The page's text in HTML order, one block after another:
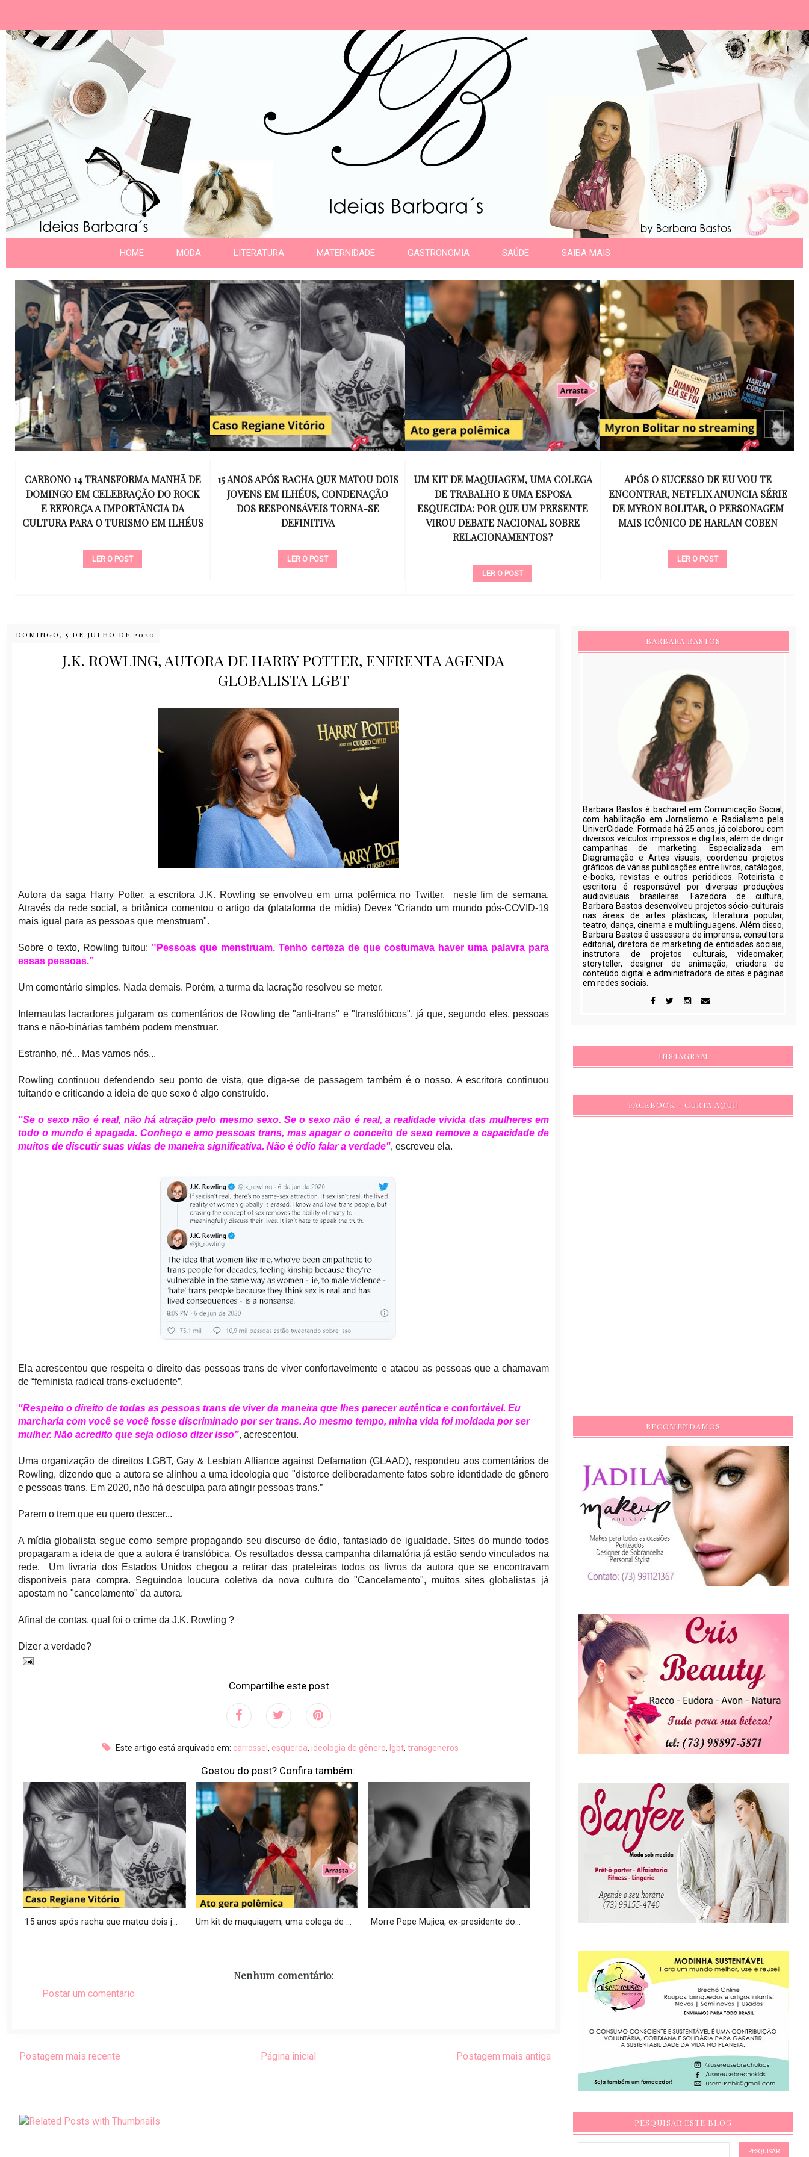
HOME MODA LITERATURA MATERNIDADE GASTRONOMIA SAÚDE SAIBA MAIS
15 ANOS APÓS RACHA QUE MATOU DOIS
JOVENS EM ILHÉUS, CONDENAÇÃO
DOS RESPONSÁVEIS TORNA-SE
DEFINITIVA
LER O POST
UM KIT DE MAQUIAGEM, UMA COLEGA
DE TRABALHO E UMA ESPOSA
ESQUECIDA: POR QUE UM PRESENTE
VIROU DEBATE NACIONAL SOBRE
APÓS O SUCESSO DE EU VOU TE
ENCONTRAR, NETFLIX ANUNCIA SÉRIE
DE MYRON BOLITAR, O PERSONAGEM
MAIS ICÔNICO DE HARLAN COBEN
15 ANOS SEM AMY WINEHOUSE: A VOZ
INESQUECÍVEL QUE REVOLUCIONOU A
MÚSICA E SE TORNOU UM SÍMBOLO
DE UMA GERAÇÃO
LER O POST
DOMINGO, 5 DE JULHO DE 2020
J.K. ROWLING, AUTORA DE HARRY POTTER, ENFRENTA AGENDA
GLOBALISTA LGBT
Autora da saga Harry Potter, a escritora J.K. Rowling se envolveu em uma polêmica no Twitter, neste fim de semana.
Através da rede social, a britânica comentou o artigo da (plataforma de mídia) Devex “Criando um mundo pós-COVID-19
mais igual para as pessoas que menstruam".
Sobre o texto, Rowling tuitou: "Pessoas que menstruam. Tenho certeza de que costumava haver uma palavra para
essas pessoas.”
Um comentário simples. Nada demais. Porém, a turma da lacração resolveu se meter.
Internautas lacradores julgaram os comentários de Rowling de "anti-trans" e "transfóbicos", já que, segundo eles, pessoas
trans e não-binárias também podem menstruar.
Estranho, né... Mas vamos nós...
Rowling continuou defendendo seu ponto de vista, que diga-se de passagem também é o nosso. A escritora continuou
tuitando e criticando a ideia de que sexo é algo construído.
"Se o sexo não é real, não há atração pelo mesmo sexo. Se o sexo não é real, a realidade vivida das mulheres em
todo o mundo é apagada. Conheço e amo pessoas trans, mas apagar o conceito de sexo remove a capacidade de
muitos de discutir suas vidas de maneira significativa. Não é ódio falar a verdade", escreveu ela.
Ela acrescentou que respeita o direito das pessoas trans de viver confortavelmente e atacou as pessoas que a chamavam
de “feminista radical trans-excludente”.
"Respeito o direito de todas as pessoas trans de viver da maneira que lhes parecer autêntica e confortável. Eu
marcharia com você se você fosse discriminado por ser trans. Ao mesmo tempo, minha vida foi moldada por ser
mulher. Não acredito que seja odioso dizer isso”, acrescentou.
Uma organização de direitos LGBT, Gay & Lesbian Alliance against Defamation (GLAAD), respondeu aos comentários de
Rowling, dizendo que a autora se alinhou a uma ideologia que "distorce deliberadamente fatos sobre identidade de gênero
e pessoas trans. Em 2020, não há desculpa para atingir pessoas trans.”
Parem o trem que eu quero descer...
A mídia globalista segue como sempre propagando seu discurso de ódio, fantasiado de igualdade. Sites do mundo todos
propagaram a ideia de que a autora é transfóbica. Os resultados dessa campanha difamatória já estão sendo vinculados na
rede. Um livraria dos Estados Unidos chegou a retirar das prateleiras todos os livros da autora que se encontravam
disponíveis para compra. Seguindoa loucura coletiva da nova cultura do "Cancelamento", muitos sites globalistas já
apostam no "cancelamento" da autora.
Afinal de contas, qual foi o crime da J.K. Rowling ?
Dizer a verdade?
Compartilhe este post
Este artigo está arquivado em: carrossel, esquerda,ideologia de gênero, lgbt,transgeneros
Gostou do post? Confira também:
15 anos após racha que matou dois j... Um kit de maquiagem, uma colega de ... Morre Pepe Mujica, ex-presidente do...
Nenhum comentário:
Postar um comentário
Postagem mais recente Postagem mais antiga
Página inicial
BARBARA BASTOS
Barbara Bastos é bacharel em Comunicação Social,
com habilitação em Jornalismo e Radialismo pela
UniverCidade. Formada há 25 anos, já colaborou com
diversos veículos impressos e digitais, além de dirigir
campanhas de marketing. Especializada em
Diagramação e Artes visuais, coordenou projetos
gráficos de várias publicações entre livros, catálogos,
e-books, revistas e outros periódicos. Roteirista e
escritora é responsável por diversas produções
audiovisuais brasileiras. Fazedora de cultura,
Barbara Bastos desenvolveu projetos sócio-culturais
nas áreas de artes plásticas, literatura popular,
teatro, dança, cinema e multilinguagens. Além disso,
Barbara Bastos é assessora de imprensa, consultora
editorial, diretora de marketing de entidades sociais,
instrutora de projetos culturais, videomaker,
storyteller, designer de animação, criadora de
conteúdo digital e administradora de sites e páginas
em redes sociais.
INSTAGRAM
FACEBOOK - CURTA AQUI!
RECOMENDAMOS
PESQUISAR ESTE BLOG